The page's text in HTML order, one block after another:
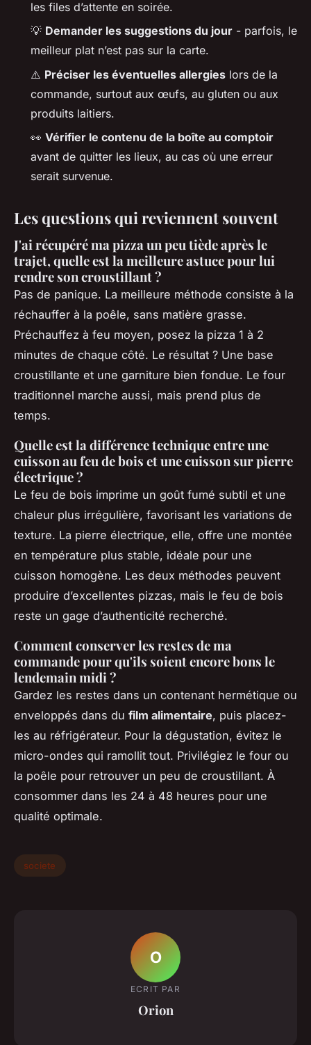
les files d’attente en soirée.
💡 Demander les suggestions du jour - parfois, le
meilleur plat n’est pas sur la carte.
⚠️ Préciser les éventuelles allergies lors de la
commande, surtout aux œufs, au gluten ou aux
produits laitiers.
👀 Vérifier le contenu de la boîte au comptoir
avant de quitter les lieux, au cas où une erreur
serait survenue.
Les questions qui reviennent souvent
J'ai récupéré ma pizza un peu tiède après le
trajet, quelle est la meilleure astuce pour lui
rendre son croustillant ?
Pas de panique. La meilleure méthode consiste à la
réchauffer à la poêle, sans matière grasse.
Préchauffez à feu moyen, posez la pizza 1 à 2
minutes de chaque côté. Le résultat ? Une base
croustillante et une garniture bien fondue. Le four
traditionnel marche aussi, mais prend plus de
temps.
Quelle est la différence technique entre une
cuisson au feu de bois et une cuisson sur pierre
électrique ?
Le feu de bois imprime un goût fumé subtil et une
chaleur plus irrégulière, favorisant les variations de
texture. La pierre électrique, elle, offre une montée
en température plus stable, idéale pour une
cuisson homogène. Les deux méthodes peuvent
produire d’excellentes pizzas, mais le feu de bois
reste un gage d’authenticité recherché.
Comment conserver les restes de ma
commande pour qu'ils soient encore bons le
lendemain midi ?
Gardez les restes dans un contenant hermétique ou
enveloppés dans du film alimentaire, puis placez-
les au réfrigérateur. Pour la dégustation, évitez le
micro-ondes qui ramollit tout. Privilégiez le four ou
la poêle pour retrouver un peu de croustillant. À
consommer dans les 24 à 48 heures pour une
qualité optimale.
societe
O
ECRIT PAR
Orion